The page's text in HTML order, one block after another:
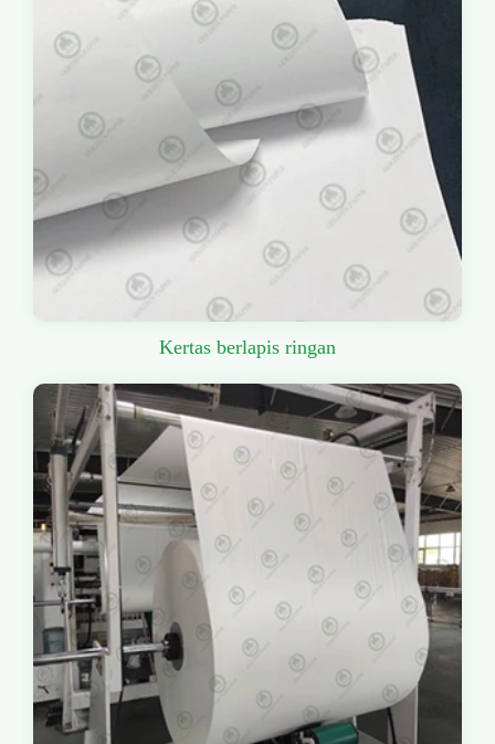
Kertas berlapis ringan